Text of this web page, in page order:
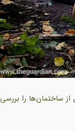
ساختمان‌ها را بررسی